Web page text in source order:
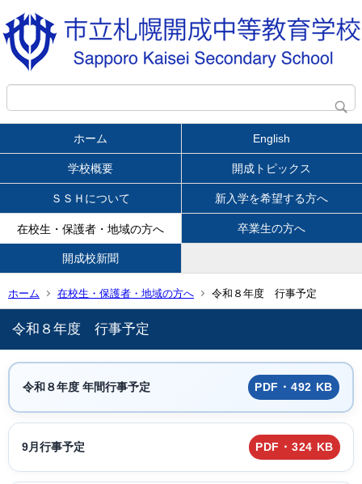
ホーム English
学校概要 開成トピックス
ＳＳＨについて 新入学を希望する方へ
在校生・保護者・地域の方へ 卒業生の方へ
開成校新聞
ホーム 在校生・保護者・地域の方へ 令和８年度 行事予定
令和８年度 行事予定
令和８年度 年間行事予定 PDF・492 KB
9月行事予定 PDF・324 KB